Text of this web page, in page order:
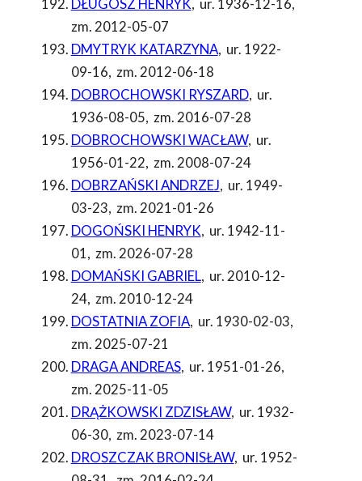
DŁUGOSZ HENRYK, ur. 1936-12-16,
zm. 2012-05-07
DMYTRYK KATARZYNA, ur. 1922-
09-16, zm. 2012-06-18
DOBROCHOWSKI RYSZARD, ur.
1936-08-05, zm. 2016-07-28
DOBROCHOWSKI WACŁAW, ur.
1956-01-22, zm. 2008-07-24
DOBRZAŃSKI ANDRZEJ, ur. 1949-
03-23, zm. 2021-01-26
DOGOŃSKI HENRYK, ur. 1942-11-
01, zm. 2026-07-28
DOMAŃSKI GABRIEL, ur. 2010-12-
24, zm. 2010-12-24
DOSTATNIA ZOFIA, ur. 1930-02-03,
zm. 2025-07-21
DRAGA ANDREAS, ur. 1951-01-26,
zm. 2025-11-05
DRĄŻKOWSKI ZDZISŁAW, ur. 1932-
06-30, zm. 2023-07-14
DROSZCZAK BRONISŁAW, ur. 1952-